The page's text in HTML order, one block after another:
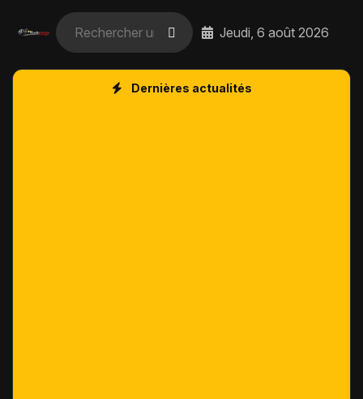
Jeudi, 6 août 2026
Dernières actualités